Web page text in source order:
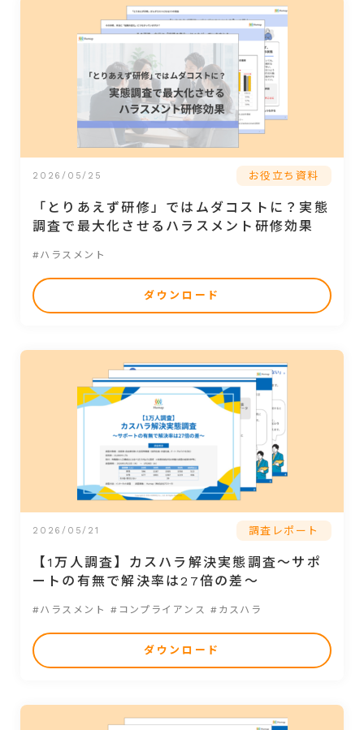
2026/05/25 お役立ち資料
「とりあえず研修」ではムダコストに？実態
調査で最大化させるハラスメント研修効果
#ハラスメント
ダウンロード
2026/05/21 調査レポート
【1万人調査】カスハラ解決実態調査～サポ
ートの有無で解決率は27倍の差～
#ハラスメント #コンプライアンス #カスハラ
ダウンロード